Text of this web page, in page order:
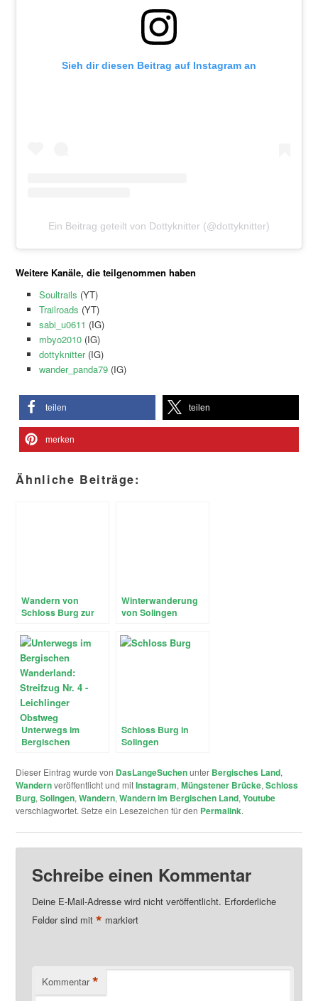
Sieh dir diesen Beitrag auf Instagram an
Ein Beitrag geteilt von Dottyknitter (@dottyknitter)
Weitere Kanäle, die teilgenommen haben
Soultrails (YT)
Trailroads (YT)
sabi_u0611 (IG)
mbyo2010(IG)
dottyknitter(IG)
wander_panda79(IG)
teilen teilen
merken
Ähnliche Beiträge:
Wandern von
Schloss Burg zur
Winterwanderung
von Solingen
Sengbachtalsperre
und den
Unterwegs im
Bergischen
Leichlinger
Obstweg
Schloss Burg in
Solingen
Dieser Eintrag wurde von DasLangeSuchenunter Bergisches Land,
Wandernveröffentlicht und mitInstagram,Müngstener Brücke,Schloss
Burg,Solingen,Wandern,Wandern im Bergischen Land,Youtube
verschlagwortet. Setze ein Lesezeichen für den Permalink.
Schreibe einen Kommentar
Deine E-Mail-Adresse wird nicht veröffentlicht. Erforderliche
Felder sind mit * markiert
Kommentar *